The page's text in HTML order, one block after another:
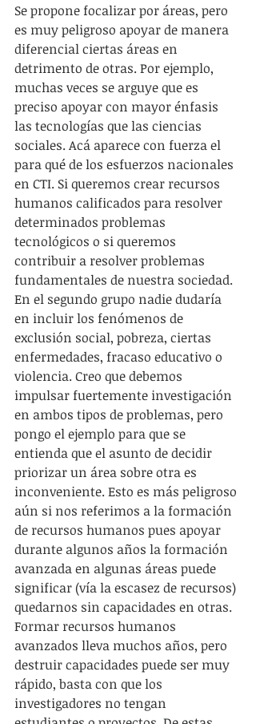
Se propone focalizar por áreas, pero
es muy peligroso apoyar de manera
diferencial ciertas áreas en
detrimento de otras. Por ejemplo,
muchas veces se arguye que es
preciso apoyar con mayor énfasis
las tecnologías que las ciencias
sociales. Acá aparece con fuerza el
para qué de los esfuerzos nacionales
en CTI. Si queremos crear recursos
humanos calificados para resolver
determinados problemas
tecnológicos o si queremos
contribuir a resolver problemas
fundamentales de nuestra sociedad.
En el segundo grupo nadie dudaría
en incluir los fenómenos de
exclusión social, pobreza, ciertas
enfermedades, fracaso educativo o
violencia. Creo que debemos
impulsar fuertemente investigación
en ambos tipos de problemas, pero
pongo el ejemplo para que se
entienda que el asunto de decidir
priorizar un área sobre otra es
inconveniente. Esto es más peligroso
aún si nos referimos a la formación
de recursos humanos pues apoyar
durante algunos años la formación
avanzada en algunas áreas puede
significar (vía la escasez de recursos)
quedarnos sin capacidades en otras.
Formar recursos humanos
avanzados lleva muchos años, pero
destruir capacidades puede ser muy
rápido, basta con que los
investigadores no tengan